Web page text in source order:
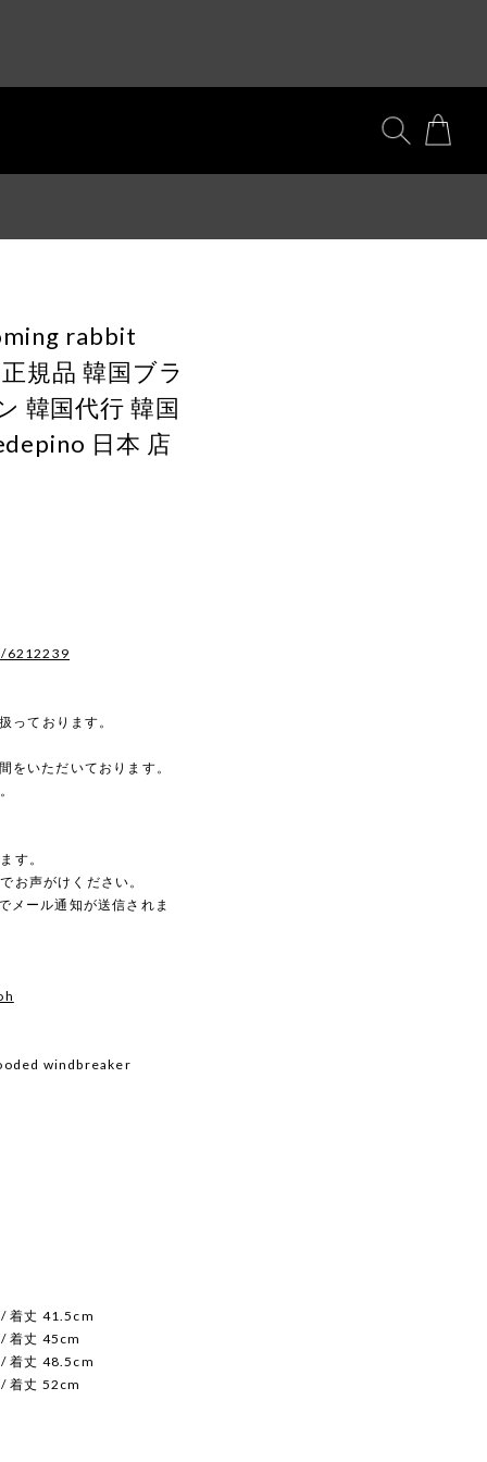
rabbit
規品 韓国ブラ
韓国代行 韓国
日本 店
6212239
っております。
をいただいております。
す。
お声がけください。
メール通知が送信されま
windbreaker
着丈 41.5cm
着丈 45cm
着丈 48.5cm
着丈 52cm